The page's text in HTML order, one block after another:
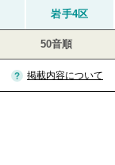
岩手4区
50音順
掲載内容について